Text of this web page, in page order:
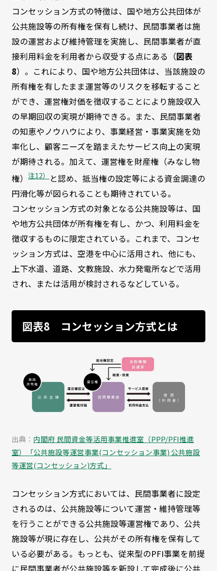
コンセッション方式の特徴は、国や地方公共団体が
公共施設等の所有権を保有し続け、民間事業者は施
設の運営および維持管理を実施し、民間事業者が直
接利用料金を利用者から収受する点にある（図表
8）。これにより、国や地方公共団体は、当該施設の
所有権を有したまま運営等のリスクを移転すること
ができ、運営権対価を徴収することにより施設収入
の早期回収の実現が期待できる。また、民間事業者
の知恵やノウハウにより、事業経営・事業実施を効
率化し、顧客ニーズを踏まえたサービス向上の実現
が期待される。加えて、運営権を財産権（みなし物
権）注12） と認め、抵当権の設定等による資金調達の
円滑化等が図られることも期待されている。
コンセッション方式の対象となる公共施設等は、国
や地方公共団体が所有権を有し、かつ、利用料金を
徴収するものに限定されている。これまで、コンセ
ッション方式は、空港を中心に活用され、他にも、
上下水道、道路、文教施設、水力発電所などで活用
され、または活用が検討されるなどしている。
図表8 コンセッション方式とは
出典： 内閣府 民間資金等活用事業推進室（PPP/PFI推進
室）「公共施設等運営事業(コンセッション事業) 公共施設
等運営(コンセッション)方式」
コンセッション方式においては、民間事業者に設定
されるのは、公共施設等について運営・維持管理等
を行うことができる公共施設等運営権であり、公共
施設等が現に存在し、公共がその所有権を保有して
いる必要がある。もっとも、従来型のPFI事業を前提
に民間事業者が公共施設等を新設して完成後に公共